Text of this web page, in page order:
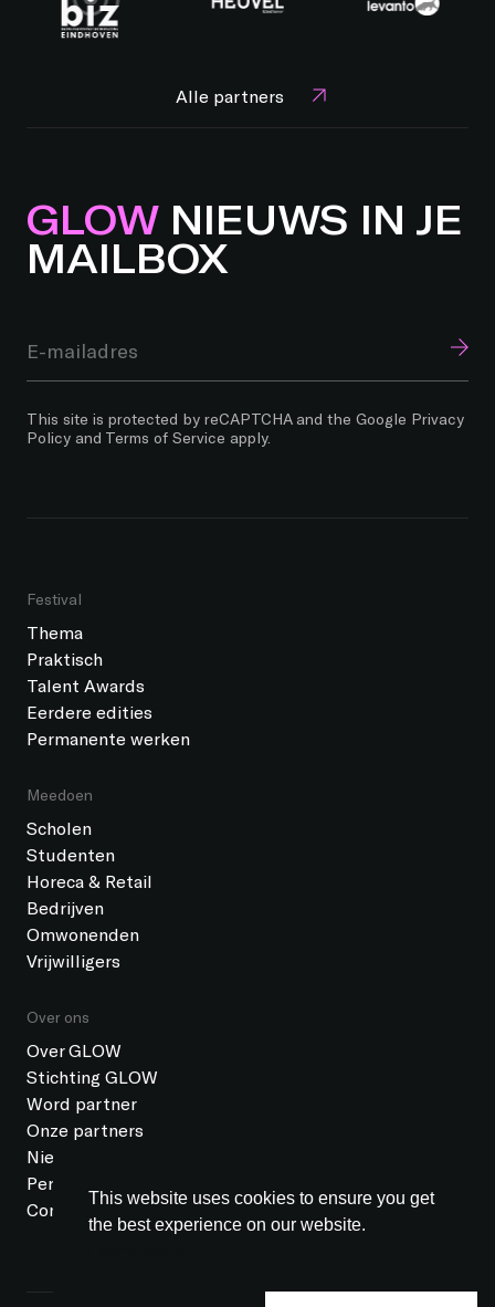
This website uses cookies to ensure you get
the best experience on our website.
Alle partners
Festival
Thema
Praktisch
Talent Awards
Eerdere edities
Permanente werken
Meedoen
Scholen
Studenten
Horeca & Retail
Bedrijven
Omwonenden
Vrijwilligers
Over ons
Over GLOW
Stichting GLOW
Word partner
Onze partners
Nieuws
Pers
Contact
GLOWNIEUWS IN JE
MAILBOX
This site is protected by reCAPTCHA and the Google Privacy
Policy and Terms of Service apply.